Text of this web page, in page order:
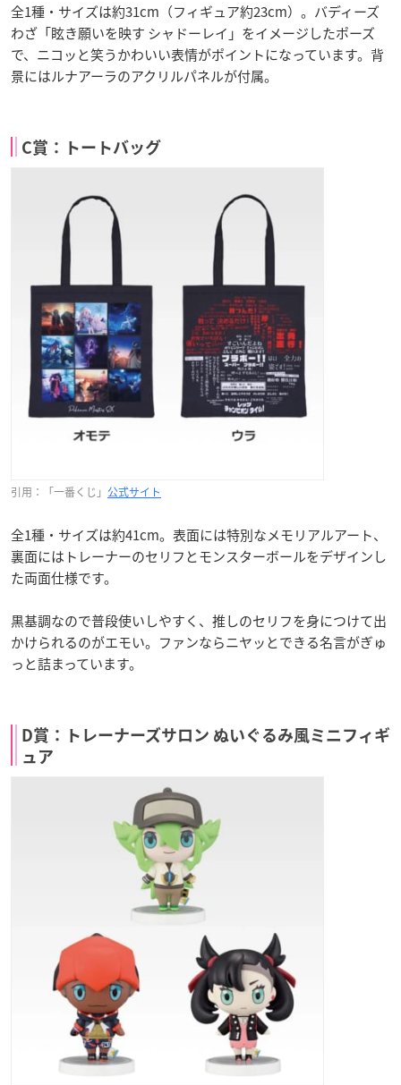
全1種・サイズは約31cm（フィギュア約23cm）。バディーズ
わざ「眩き願いを映す シャドーレイ」をイメージしたポーズ
で、ニコッと笑うかわいい表情がポイントになっています。背
景にはルナアーラのアクリルパネルが付属。
C賞：トートバッグ
引用：「一番くじ」 公式サイト
全1種・サイズは約41cm。表面には特別なメモリアルアート、
裏面にはトレーナーのセリフとモンスターボールをデザインし
た両面仕様です。
黒基調なので普段使いしやすく、推しのセリフを身につけて出
かけられるのがエモい。ファンならニヤッとできる名言がぎゅ
っと詰まっています。
D賞：トレーナーズサロン ぬいぐるみ風ミニフィギ
ュア